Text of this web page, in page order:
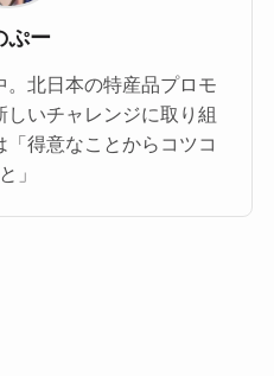
ぷー
北日本の特産品プロモ
いチャレンジに取り組
得意なことからコツコ
」